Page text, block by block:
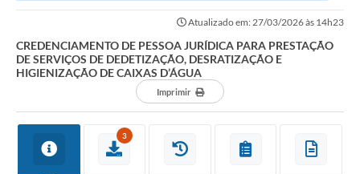
DE DEDETIZAÇÃO, DESRATIZAÇÃO E HIGIENIZAÇÃO DE...
Atualizado em: 27/03/2026 às 14h23
CREDENCIAMENTO DE PESSOA JURÍDICA PARA PRESTAÇÃO
DE SERVIÇOS DE DEDETIZAÇÃO, DESRATIZAÇÃO E
HIGIENIZAÇÃO DE CAIXAS D’ÁGUA
Imprimir
3